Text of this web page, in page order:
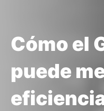
Cómo el
puede